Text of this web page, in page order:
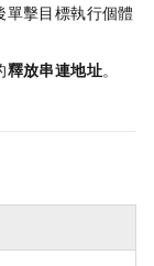
單擊目標執行個體
釋放串連地址。